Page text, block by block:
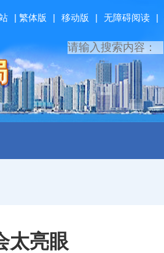
| 繁体版 | 移动版 | 无障碍阅读 |
太亮眼